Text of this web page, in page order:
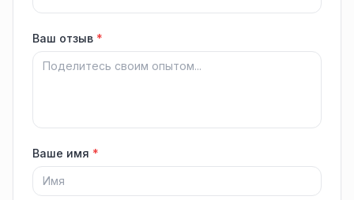
Ваш отзыв *
Ваше имя *